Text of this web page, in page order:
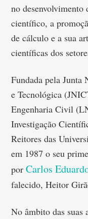
no desenvolvimento
científico, a
de cálculo e a sua
científicas dos
Fundada pela Junta
e Tecnológica
Engenharia Civil
Investigação
Reitores das
em 1987 o seu
porCarlos
falecido, Heitor
No âmbito das suas